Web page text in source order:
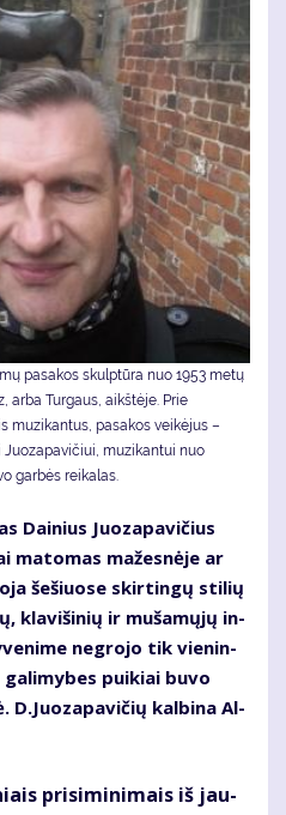
pasakos skulptūra nuo 1953 metų
arba Turgaus, aikštėje. Prie
muzikantus, pasakos veikėjus –
muzikantui nuo
garbės reikalas.
Dai­nius Juo­za­pa­vi­čius
ma­to­mas ma­žes­nė­je ar
še­šiuo­se skir­tin­gų sti­lių
kla­vi­ši­nių ir mu­ša­mų­jų in­
ne­gro­jo tik vie­nin­
pui­kiai bu­vo
D.Juo­za­pa­vi­čių kal­bi­na Al­
pri­si­mi­ni­mais iš jau­